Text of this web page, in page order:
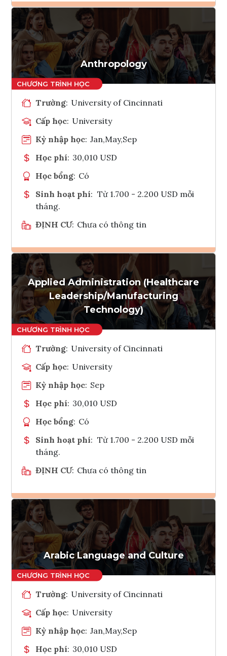
Ghi danh
Tham vấn Interlink
Anthropology
Trường: University of Cincinnati
Cấp học: University
Kỳ nhập học: Jan,May,Sep
Học phí: 30,010 USD
Học bổng: Có
Sinh hoạt phí: Từ 1.700 - 2.200 USD mỗi
tháng.
ĐỊNH CƯ: Chưa có thông tin
Ghi danh
Tham vấn Interlink
Applied Administration (Healthcare
Leadership/Manufacturing
Technology)
Trường: University of Cincinnati
Cấp học: University
Kỳ nhập học: Sep
Học phí: 30,010 USD
Học bổng: Có
Sinh hoạt phí: Từ 1.700 - 2.200 USD mỗi
tháng.
ĐỊNH CƯ: Chưa có thông tin
Ghi danh
Tham vấn Interlink
Arabic Language and Culture
Trường: University of Cincinnati
Cấp học: University
Kỳ nhập học: Jan,May,Sep
Học phí: 30,010 USD